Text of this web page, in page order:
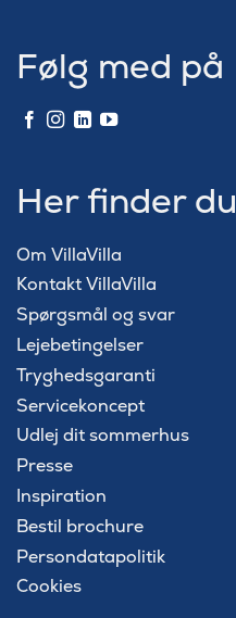
Følg med på
Her finder du
Om VillaVilla
Kontakt VillaVilla
Spørgsmål og svar
Lejebetingelser
Tryghedsgaranti
Servicekoncept
Udlej dit sommerhus
Presse
Inspiration
Bestil brochure
Persondatapolitik
Cookies